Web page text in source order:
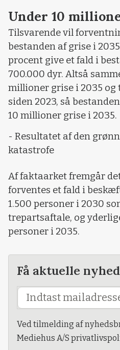
Under 10
Tilsvarende vil
bestanden af grise i
procent give et fald i
700.000 dyr. Altså
millioner grise i 2035 og
siden 2023, så
10 millioner grise i 2035.
- Resultatet af den
katastrofe
Af faktaarket fremgår
forventes et fald i
1.500 personer i 2030
trepartsaftale, og
personer i 2035.
Få aktuelle
Ved tilmelding af
Mediehus A/S